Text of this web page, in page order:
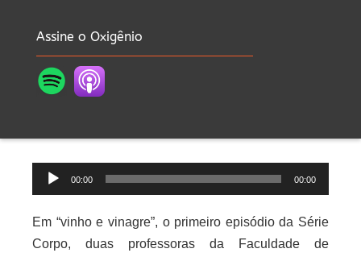
Assine o Oxigênio
Tocador
de
áudio
00:00 00:00
Em “vinho e vinagre”, o primeiro episódio da Série
Corpo, duas professoras da Faculdade de